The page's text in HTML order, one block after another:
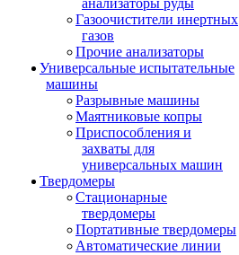
анализаторы руды
Газоочистители инертных
газов
Прочие анализаторы
Универсальные испытательные
машины
Разрывные машины
Маятниковые копры
Приспособления и
захваты для
универсальных машин
Твердомеры
Стационарные
твердомеры
Портативные твердомеры
Автоматические линии